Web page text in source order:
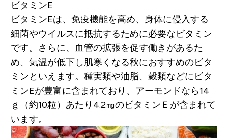
ビタミンE
ビタミンEは、免疫機能を高め、身体に侵入する
細菌やウイルスに抵抗するために必要なビタミン
です。さらに、血管の拡張を促す働きがあるた
め、気温が低下し肌寒くなる秋におすすめのビタ
ミンといえます。種実類や油脂、穀類などにビタ
ミンEが豊富に含まれており、アーモンドなら14
ｇ（約10粒）あたり4.2㎎のビタミンＥが含まれて
います。